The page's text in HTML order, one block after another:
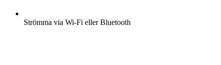
Strömma via Wi-Fi eller Bluetooth